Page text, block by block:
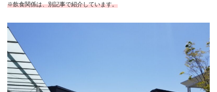
※飲食関係は、別記事で紹介しています。